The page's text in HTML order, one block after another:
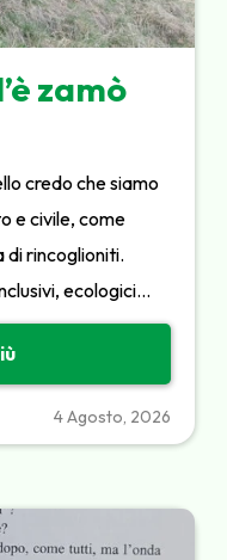
zamò
credo che siamo
e civile, come
di rincoglioniti.
ecologici…
4 Agosto, 2026